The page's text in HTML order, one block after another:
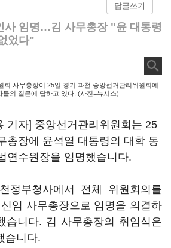
답글쓰기
사 임명…김 사무총장 "윤 대통령
었다"
회 사무총장이 25일 경기 과천 중앙선거관리위원회에
들의 질문에 답하고 있다. (사진=뉴시스)
기자] 중앙선거관리위원회는 25
총장에 윤석열 대통령의 대학 동
연수원장을 임명했습니다.
정부청사에서 전체 위원회의를
임 사무총장으로 임명을 의결하
습니다. 김 사무총장의 취임식은
습니다.